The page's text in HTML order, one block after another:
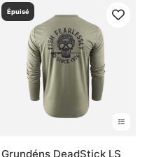
Épuisé
Grundéns DeadStick LS